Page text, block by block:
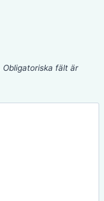
Obligatoriska fält är